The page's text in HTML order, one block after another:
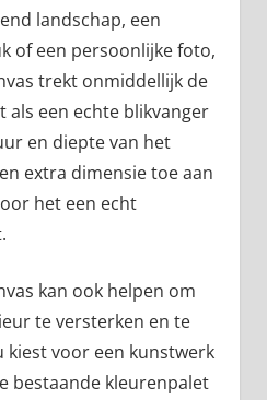
landschap, een
of een persoonlijke foto,
trekt onmiddellijk de
als een echte blikvanger
en diepte van het
extra dimensie toe aan
het een echt
kan ook helpen om
te versterken en te
kiest voor een kunstwerk
bestaande kleurenpalet